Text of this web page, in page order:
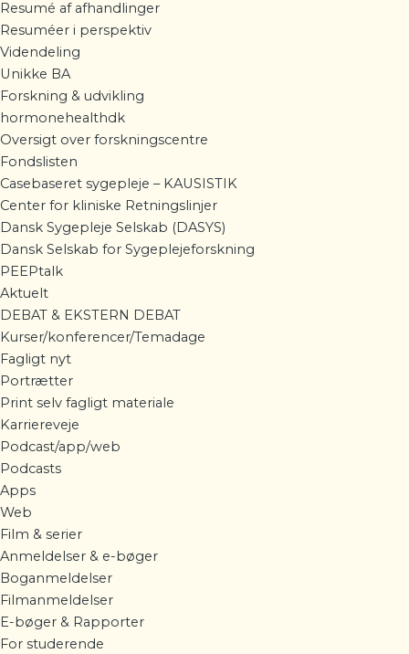
Resumé af afhandlinger
Resuméer i perspektiv
Videndeling
Unikke BA
Forskning & udvikling
hormonehealthdk
Oversigt over forskningscentre
Fondslisten
Casebaseret sygepleje – KAUSISTIK
Center for kliniske Retningslinjer
Dansk Sygepleje Selskab (DASYS)
Dansk Selskab for Sygeplejeforskning
PEEPtalk
Aktuelt
DEBAT & EKSTERN DEBAT
Kurser/konferencer/Temadage
Fagligt nyt
Portrætter
Print selv fagligt materiale
Karriereveje
Podcast/app/web
Podcasts
Apps
Web
Film & serier
Anmeldelser & e-bøger
Boganmeldelser
Filmanmeldelser
E-bøger & Rapporter
For studerende